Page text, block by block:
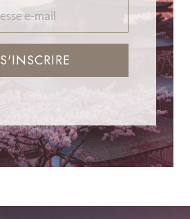
S'INSCRIRE